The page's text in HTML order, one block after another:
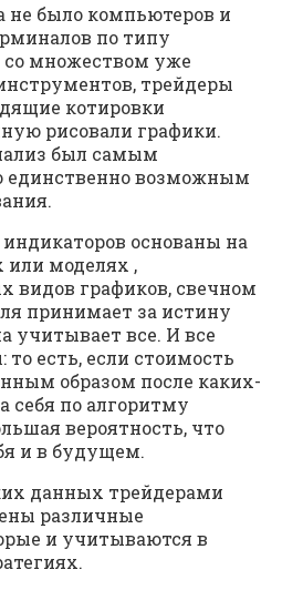
не было компьютеров и
по типу
со множеством уже
трейдеры
котировки
рисовали графики.
был самым
единственно возможным
основаны на
или моделях ,
видов графиков, свечном
принимает за истину
учитывает все. И все
есть, если стоимость
образом после каких-
себя по алгоритму
вероятность, что
и в будущем.
данных трейдерами
различные
и учитываются в